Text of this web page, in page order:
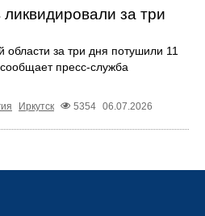
за три
за три дня потушили 11
пресс‑служба
Иркутск 5354 06.07.2026